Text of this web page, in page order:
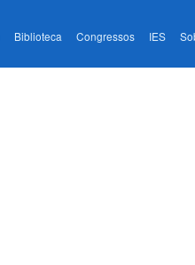
Biblioteca Congressos IES